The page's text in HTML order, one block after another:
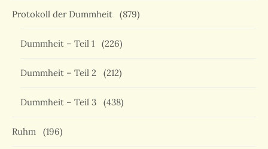
Protokoll der Dummheit (879)
Dummheit – Teil 1 (226)
Dummheit – Teil 2 (212)
Dummheit – Teil 3 (438)
Ruhm (196)